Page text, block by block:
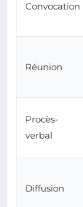
Convocation
Réunion
Procès-
verbal
Diffusion